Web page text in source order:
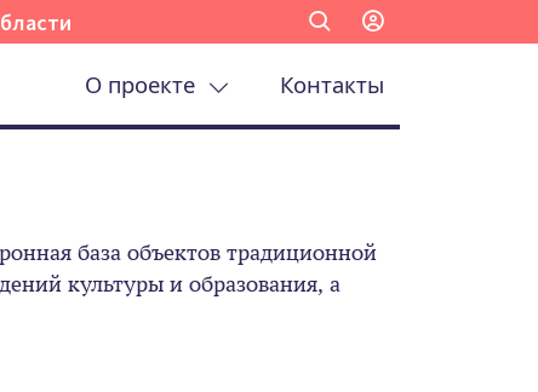
О проекте Контакты
база объектов традиционной
культуры и образования, а